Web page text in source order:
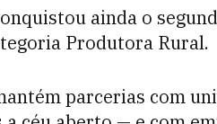
ainda o
Produtora Rural.
parcerias com